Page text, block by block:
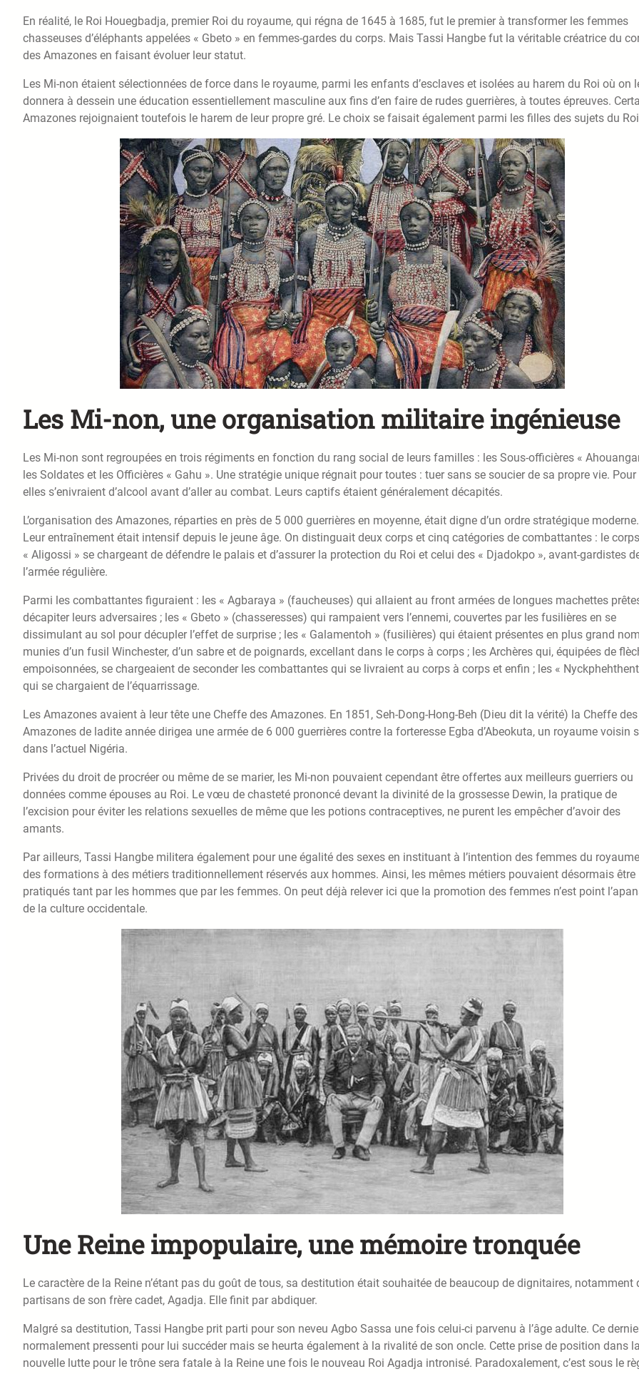
En réalité, le Roi Houegbadja, premier Roi du royaume, qui régna de 1645 à 1685, fut le premier à transformer les femmes
chasseuses d’éléphants appelées « Gbeto » en femmes-gardes du corps. Mais Tassi Hangbe fut la véritable créatrice du
des Amazones en faisant évoluer leur statut.
Les Mi-non étaient sélectionnées de force dans le royaume, parmi les enfants d’esclaves et isolées au harem du Roi où on
donnera à dessein une éducation essentiellement masculine aux fins d’en faire de rudes guerrières, à toutes épreuves.
Amazones rejoignaient toutefois le harem de leur propre gré. Le choix se faisait également parmi les filles des sujets du
Les Mi-non, une organisation militaire ingénieuse
Les Mi-non sont regroupées en trois régiments en fonction du rang social de leurs familles : les Sous-officières «
les Soldates et les Officières « Gahu ». Une stratégie unique régnait pour toutes : tuer sans se soucier de sa propre vie. Pour
elles s’enivraient d’alcool avant d’aller au combat. Leurs captifs étaient généralement décapités.
L’organisation des Amazones, réparties en près de 5 000 guerrières en moyenne, était digne d’un ordre stratégique moderne.
Leur entraînement était intensif depuis le jeune âge. On distinguait deux corps et cinq catégories de combattantes : le
« Aligossi » se chargeant de défendre le palais et d’assurer la protection du Roi et celui des « Djadokpo », avant-gardistes
l’armée régulière.
Parmi les combattantes figuraient : les « Agbaraya » (faucheuses) qui allaient au front armées de longues machettes
décapiter leurs adversaires ; les « Gbeto » (chasseresses) qui rampaient vers l’ennemi, couvertes par les fusilières en se
dissimulant au sol pour décupler l’effet de surprise ; les « Galamentoh » (fusilières) qui étaient présentes en plus grand
munies d’un fusil Winchester, d’un sabre et de poignards, excellant dans le corps à corps ; les Archères qui, équipées de
empoisonnées, se chargeaient de seconder les combattantes qui se livraient au corps à corps et enfin ; les «
qui se chargaient de l’équarrissage.
Les Amazones avaient à leur tête une Cheffe des Amazones. En 1851, Seh-Dong-Hong-Beh (Dieu dit la vérité) la Cheffe des
Amazones de ladite année dirigea une armée de 6 000 guerrières contre la forteresse Egba d’Abeokuta, un royaume voisin
dans l’actuel Nigéria.
Privées du droit de procréer ou même de se marier, les Mi-non pouvaient cependant être offertes aux meilleurs guerriers ou
données comme épouses au Roi. Le vœu de chasteté prononcé devant la divinité de la grossesse Dewin, la pratique de
l’excision pour éviter les relations sexuelles de même que les potions contraceptives, ne purent les empêcher d’avoir des
amants.
Par ailleurs, Tassi Hangbe militera également pour une égalité des sexes en instituant à l’intention des femmes du
des formations à des métiers traditionnellement réservés aux hommes. Ainsi, les mêmes métiers pouvaient désormais être
pratiqués tant par les hommes que par les femmes. On peut déjà relever ici que la promotion des femmes n’est point
de la culture occidentale.
Une Reine impopulaire, une mémoire tronquée
Le caractère de la Reine n’étant pas du goût de tous, sa destitution était souhaitée de beaucoup de dignitaires, notamment
partisans de son frère cadet, Agadja. Elle finit par abdiquer.
Malgré sa destitution, Tassi Hangbe prit parti pour son neveu Agbo Sassa une fois celui-ci parvenu à l’âge adulte. Ce
normalement pressenti pour lui succéder mais se heurta également à la rivalité de son oncle. Cette prise de position dans la
nouvelle lutte pour le trône sera fatale à la Reine une fois le nouveau Roi Agadja intronisé. Paradoxalement, c’est sous le